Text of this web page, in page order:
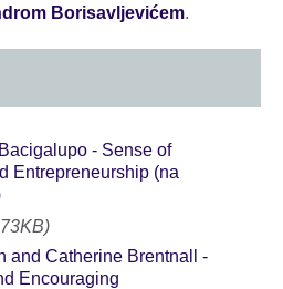
Borisavljevićem.
- Sense of
Entrepreneurship (na
and Catherine Brentnall -
Encouraging